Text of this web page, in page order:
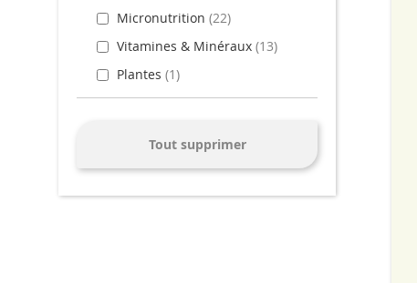
Micronutrition 22
Vitamines & Minéraux 13
Plantes 1
Tout supprimer